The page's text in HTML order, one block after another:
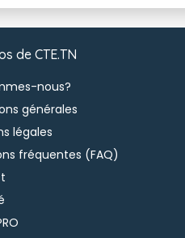
de CTE.TN
nous?
générales
légales
fréquentes (FAQ)